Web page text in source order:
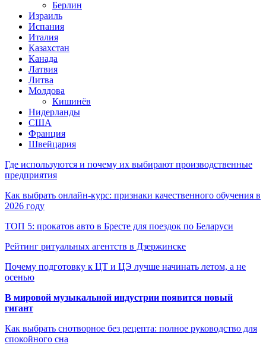
Берлин
Израиль
Испания
Италия
Казахстан
Канада
Латвия
Литва
Молдова
Кишинёв
Нидерланды
США
Франция
Швейцария
Где используются и почему их выбирают производственные
предприятия
Как выбрать онлайн-курс: признаки качественного обучения в
2026 году
ТОП 5: прокатов авто в Бресте для поездок по Беларуси
Рейтинг ритуальных агентств в Дзержинске
Почему подготовку к ЦТ и ЦЭ лучше начинать летом, а не
осенью
В мировой музыкальной индустрии появится новый
гигант
Как выбрать снотворное без рецепта: полное руководство для
спокойного сна